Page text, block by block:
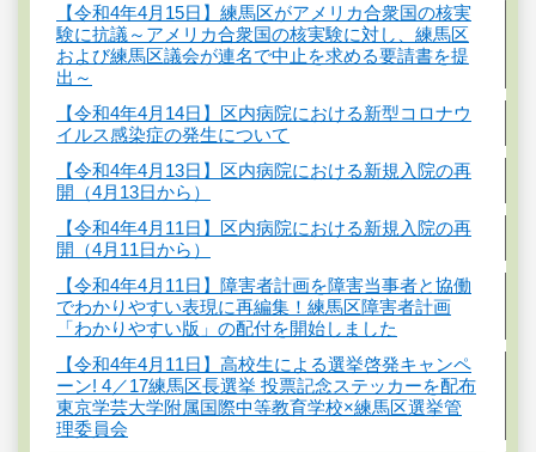
【令和4年4月15日】練馬区がアメリカ合衆国の核実
験に抗議～アメリカ合衆国の核実験に対し、練馬区
および練馬区議会が連名で中止を求める要請書を提
出～
【令和4年4月14日】区内病院における新型コロナウ
イルス感染症の発生について
【令和4年4月13日】区内病院における新規入院の再
開（4月13日から）
【令和4年4月11日】区内病院における新規入院の再
開（4月11日から）
【令和4年4月11日】障害者計画を障害当事者と協働
でわかりやすい表現に再編集！練馬区障害者計画
「わかりやすい版」の配付を開始しました
【令和4年4月11日】高校生による選挙啓発キャンペ
ーン! 4／17練馬区長選挙 投票記念ステッカーを配布
東京学芸大学附属国際中等教育学校×練馬区選挙管
理委員会